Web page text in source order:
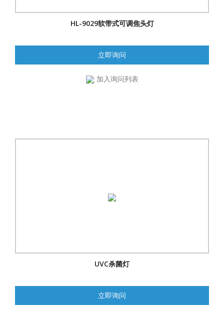
HL-9029软带式可调焦头灯
立即询问
加入询问列表
UVC杀菌灯
立即询问